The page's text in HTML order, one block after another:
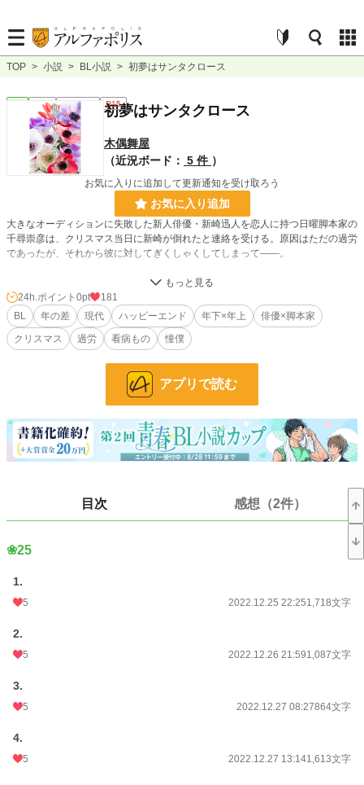
TOP > 小説 > BL小説 > 初夢はサンタクロース
完結 ｼｮｰﾄｼｮｰﾄ R15
初夢はサンタクロース
木偶舞屋
（近況ボード： 5 件 ）
お気に入りに追加して更新通知を受け取ろう
お気に入り追加
大きなオーディションに失敗した新人俳優・新崎迅人を恋人に持つ日曜脚本家の
千尋崇彦は、クリスマス当日に新崎が倒れたと連絡を受ける。原因はただの過労
であったが、それから彼に対してぎくしゃくしてしまって――。
「千尋さん、俺、あなたを目指しているんです。あなたの隣がいい。あなたの隣
で胸を張っていられるように、ただ、そうなりたいだけだった……なのに」
顔はいいけれど頭がぽんこつ、ひたむきだけど周りが見えない年下攻め×おっと
りしているけれど仕事はバリバリな多分天然(?)入りの年上受け
俳優×脚本家シリーズ(と勝手に名付けている)の、クリスマスから大晦日に至る
までの話、多分、そうなる予定！！
ノリとクリスマスソングに乗せられて書き始めていますが、その、えっと……え
へへ。まあその、私、やっぱり、年上受けのハートに年下攻めの青臭い暴走的情
熱がガツーンとくる瞬間が最高に萌えるのでそういうこと（なんのこっちゃ）。
BL 31,420 位 / 31,420 件
お気に入り
24h.ポイント
文字数
更新日時
初回完結日時
24h.ポイント 0pt
181
BL
年の差 現代 ハッピーエンド 年下×年上
俳優×脚本家
クリスマス
過労 看病もの 憧僕
アプリで読む
目次 感想（2件）
❀25
1.
5 2022.12.25 22:251,718文字
2.
5 2022.12.26 21:591,087文字
3.
5 2022.12.27 08:27864文字
4.
5 2022.12.27 13:141,613文字